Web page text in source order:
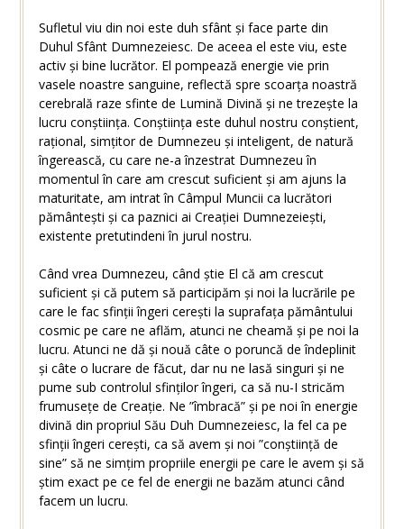
Sufletul viu din noi este duh sfânt și face parte din
Duhul Sfânt Dumnezeiesc. De aceea el este viu, este
activ și bine lucrător. El pompează energie vie prin
vasele noastre sanguine, reflectă spre scoarța noastră
cerebrală raze sfinte de Lumină Divină și ne trezește la
lucru conștiința. Conștiința este duhul nostru conștient,
rațional, simțitor de Dumnezeu și inteligent, de natură
îngerească, cu care ne-a înzestrat Dumnezeu în
momentul în care am crescut suficient și am ajuns la
maturitate, am intrat în Câmpul Muncii ca lucrători
pământești și ca paznici ai Creației Dumnezeiești,
existente pretutindeni în jurul nostru.
Când vrea Dumnezeu, când știe El că am crescut
suficient și că putem să participăm și noi la lucrările pe
care le fac sfinții îngeri cerești la suprafața pământului
cosmic pe care ne aflăm, atunci ne cheamă și pe noi la
lucru. Atunci ne dă și nouă câte o poruncă de îndeplinit
și câte o lucrare de făcut, dar nu ne lasă singuri și ne
pume sub controlul sfinților îngeri, ca să nu-I stricăm
frumusețe de Creație. Ne ”îmbracă” și pe noi în energie
divină din propriul Său Duh Dumnezeiesc, la fel ca pe
sfinții îngeri cerești, ca să avem și noi ”conștiință de
sine” să ne simțim propriile energii pe care le avem și să
știm exact pe ce fel de energii ne bazăm atunci când
facem un lucru.